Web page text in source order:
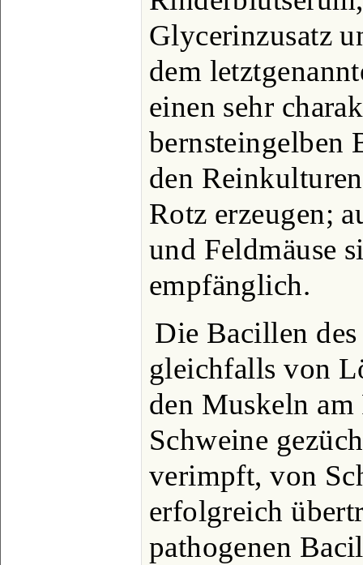
Glycerinzusatz
dem
einen sehr
bernsteingelben
den
Rotz erzeugen;
und Feldmäuse
empfänglich.
Die Bacillen
gleichfalls von
den Muskeln
Schweine
verimpft, von
erfolgreich
pathogenen